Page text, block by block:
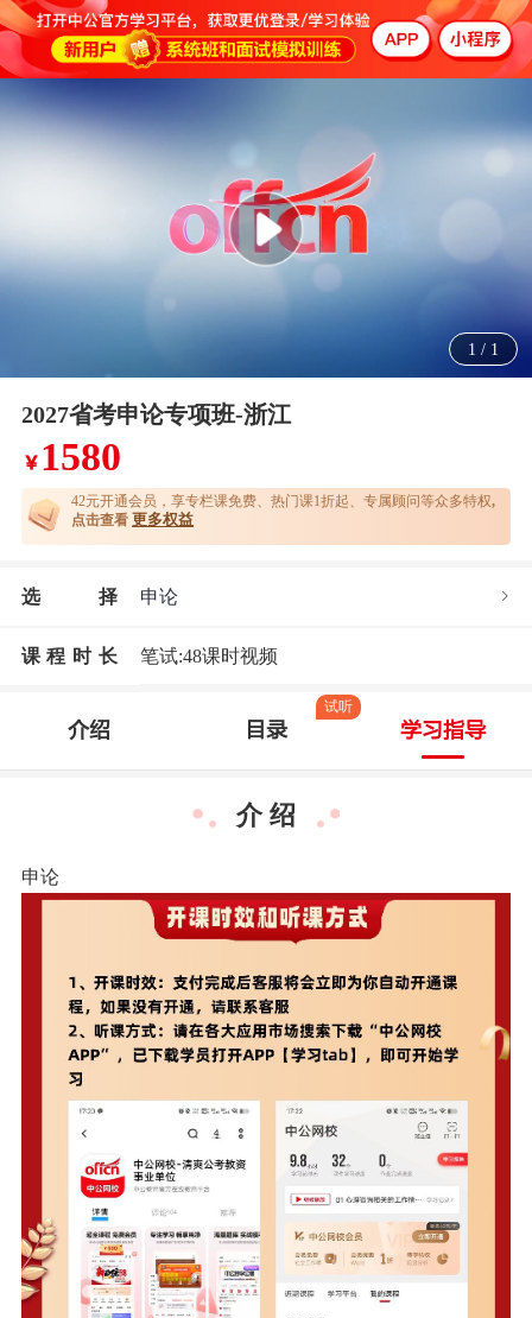
1 / 1
2027省考申论专项班-浙江
￥1580
42元开通会员，享专栏课免费、热门课1折起、专属顾问等众多特权,
点击查看 更多权益
选 择 申论
课程时长 笔试:48课时视频
介绍 目录
试听
学习指导
介 绍
申论